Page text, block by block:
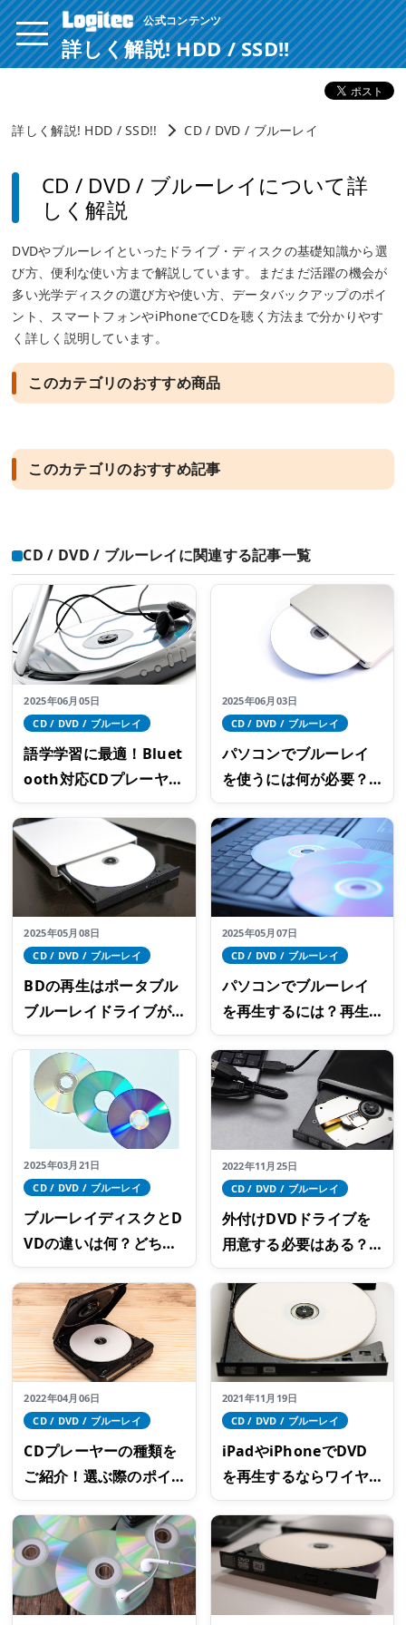
公式コンテンツ
詳しく解説! HDD / SSD!!
詳しく解説! HDD / SSD!! CD / DVD / ブルーレイ
CD / DVD / ブルーレイについて詳
しく解説
DVDやブルーレイといったドライブ・ディスクの基礎知識から選
び方、便利な使い方まで解説しています。まだまだ活躍の機会が
多い光学ディスクの選び方や使い方、データバックアップのポイ
ント、スマートフォンやiPhoneでCDを聴く方法まで分かりやす
く詳しく説明しています。
このカテゴリのおすすめ商品
このカテゴリのおすすめ記事
CD / DVD / ブルーレイに関連する記事一覧
2025年06月05日
CD / DVD / ブルーレイ
語学学習に最適！Bluet
ooth対応CDプレーヤー
の選び方
2025年06月03日
CD / DVD / ブルーレイ
パソコンでブルーレイ
を使うには何が必要？
おすすめ光学ドライブ5
選
2025年05月08日
CD / DVD / ブルーレイ
BDの再生はポータブル
ブルーレイドライブが
おすすめ！製品選びの4
つのポイント
2025年05月07日
CD / DVD / ブルーレイ
パソコンでブルーレイ
を再生するには？再生
できない場合の対処法
も確認を
2025年03月21日
CD / DVD / ブルーレイ
ブルーレイディスクとD
VDの違いは何？どちら
を選ぶのが正解？
2022年11月25日
CD / DVD / ブルーレイ
外付けDVDドライブを
用意する必要はある？
選び方やおすすめ商品
をご紹介
2022年04月06日
CD / DVD / ブルーレイ
CDプレーヤーの種類を
ご紹介！選ぶ際のポイ
ントも解説
2021年11月19日
CD / DVD / ブルーレイ
iPadやiPhoneでDVD
を再生するならワイヤ
レス接続の再生ドライ
ブがおすすめ！